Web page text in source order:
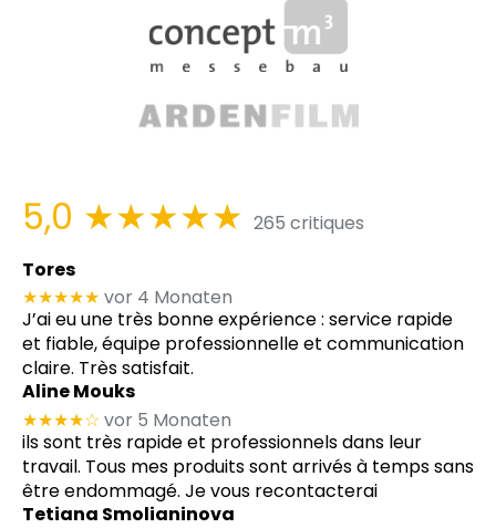
5,0 ★★★★★ 265 critiques
Tores
★★★★★ vor 4 Monaten
J’ai eu une très bonne expérience : service rapide
et fiable, équipe professionnelle et communication
claire. Très satisfait.
Aline Mouks
★★★★☆ vor 5 Monaten
ils sont très rapide et professionnels dans leur
travail. Tous mes produits sont arrivés à temps sans
être endommagé. Je vous recontacterai
Tetiana Smolianinova